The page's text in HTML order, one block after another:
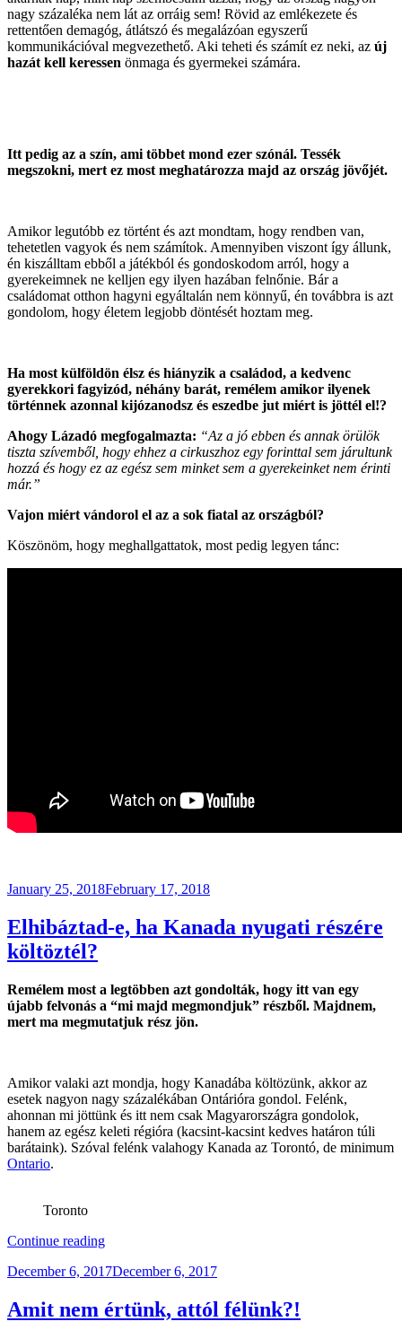
nagy százaléka nem lát az orráig sem! Rövid az emlékezete és
rettentően demagóg, átlátszó és megalázóan egyszerű
kommunikációval megvezethető. Aki teheti és számít ez neki, az új
hazát kell keressen önmaga és gyermekei számára.
Itt pedig az a szín, ami többet mond ezer szónál. Tessék
megszokni, mert ez most meghatározza majd az ország jövőjét.
Amikor legutóbb ez történt és azt mondtam, hogy rendben van,
tehetetlen vagyok és nem számítok. Amennyiben viszont így állunk,
én kiszálltam ebből a játékból és gondoskodom arról, hogy a
gyerekeimnek ne kelljen egy ilyen hazában felnőnie. Bár a
családomat otthon hagyni egyáltalán nem könnyű, én továbbra is azt
gondolom, hogy életem legjobb döntését hoztam meg.
Ha most külföldön élsz és hiányzik a családod, a kedvenc
gyerekkori fagyizód, néhány barát, remélem amikor ilyenek
történnek azonnal kijózanodsz és eszedbe jut miért is jöttél el!?
Ahogy Lázadó megfogalmazta: “Az a jó ebben és annak örülök
tiszta szívemből, hogy ehhez a cirkuszhoz egy forinttal sem járultunk
hozzá és hogy ez az egész sem minket sem a gyerekeinket nem érinti
már.”
Vajon miért vándorol el az a sok fiatal az országból?
Köszönöm, hogy meghallgattatok, most pedig legyen tánc:
Posted
January 25, 2018February 17, 2018
Elhibáztad-e, ha Kanada nyugati részére
költöztél?
Remélem most a legtöbben azt gondolták, hogy itt van egy
újabb felvonás a “mi majd megmondjuk” részből. Majdnem,
mert ma megmutatjuk rész jön.
Amikor valaki azt mondja, hogy Kanadába költözünk, akkor az
esetek nagyon nagy százalékában Ontárióra gondol. Felénk,
ahonnan mi jöttünk és itt nem csak Magyarországra gondolok,
hanem az egész keleti régióra (kacsint-kacsint kedves határon túli
barátaink). Szóval felénk valahogy Kanada az Torontó, de minimum
Ontario.
Toronto
Continue reading“Elhibáztad-
ha
nyugati
részére
Posted
December 6, 2017December 6, 2017
Amit nem értünk, attól félünk?!